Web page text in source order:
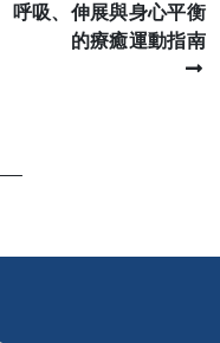
呼吸、伸展與身心平衡
的療癒運動指南